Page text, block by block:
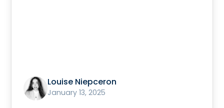
Louise Niepceron
January 13, 2025